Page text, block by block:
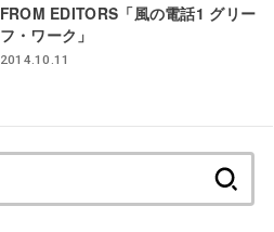
FROM EDITORS「風の電話1 グリー
フ・ワーク」
2014.10.11